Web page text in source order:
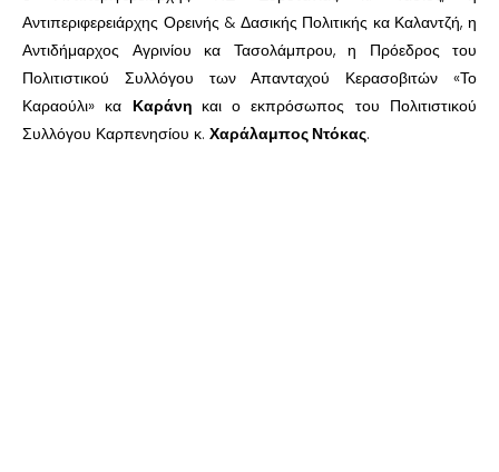
Αντιπεριφερειάρχης Ορεινής & Δασικής Πολιτικής κα Καλαντζή, η
Αντιδήμαρχος Αγρινίου κα Τασολάμπρου, η Πρόεδρος του
Πολιτιστικού Συλλόγου των Απανταχού Κερασοβιτών «Το
Καραούλι» κα Καράνη και ο εκπρόσωπος του Πολιτιστικού
Συλλόγου Καρπενησίου κ. Χαράλαμπος Ντόκας.